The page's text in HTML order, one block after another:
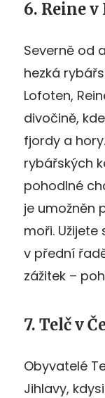
6. Reine
Severně od
hezká
Lofoten,
divočině,
fjordy a
rybářských
pohodlné
je umožněn
moři.
v přední
zážitek –
7. Telč v
Obyvatelé
Jihlavy,